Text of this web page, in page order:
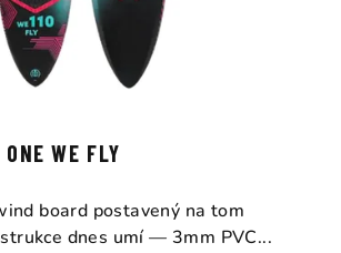
WE FLY
board postavený na tom
dnes umí — 3mm PVC...